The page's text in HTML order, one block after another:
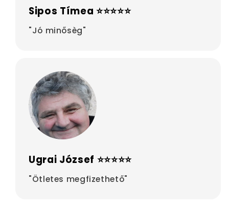
Sipos Tímea ⭐⭐⭐⭐⭐
"Jó minősèg"
Ugrai József ⭐⭐⭐⭐⭐
"Ötletes megfizethető"